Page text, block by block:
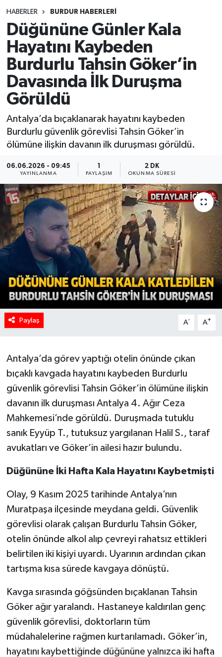
HABERLER BURDUR HABERLERİ
Düğününe Günler Kala
Hayatını Kaybeden
Burdurlu Tahsin Göker’in
Davasında İlk Duruşma
Görüldü
Antalya’da bıçaklanarak hayatını kaybeden
Burdurlu güvenlik görevlisi Tahsin Göker’in
ölümüne ilişkin davanın ilk duruşması görüldü.
06.06.2026 - 09:45
YAYINLANMA
1
PAYLAŞIM
2 DK
OKUNMA SÜRESI
Paylaş A- A+
Antalya’da görev yaptığı otelin önünde çıkan
bıçaklı kavgada hayatını kaybeden Burdurlu
güvenlik görevlisi Tahsin Göker’in ölümüne ilişkin
davanın ilk duruşması Antalya 4. Ağır Ceza
Mahkemesi’nde görüldü. Duruşmada tutuklu
sanık Eyyüp T., tutuksuz yargılanan Halil S., taraf
avukatları ve Göker’in ailesi hazır bulundu.
Düğününe İki Hafta Kala Hayatını Kaybetmişti
Olay, 9 Kasım 2025 tarihinde Antalya’nın
Muratpaşa ilçesinde meydana geldi. Güvenlik
görevlisi olarak çalışan Burdurlu Tahsin Göker,
otelin önünde alkol alıp çevreyi rahatsız ettikleri
belirtilen iki kişiyi uyardı. Uyarının ardından çıkan
tartışma kısa sürede kavgaya dönüştü.
Kavga sırasında göğsünden bıçaklanan Tahsin
Göker ağır yaralandı. Hastaneye kaldırılan genç
güvenlik görevlisi, doktorların tüm
müdahalelerine rağmen kurtarılamadı. Göker’in,
hayatını kaybettiğinde düğününe yalnızca iki hafta
Spor
Tebrik
Türkiye